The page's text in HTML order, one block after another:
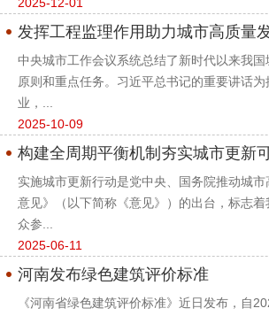
发挥工程监理作用助力城市高质量
中央城市工作会议系统总结了新时代以来我
原则和重点任务。习近平总书记的重要讲话
业，...
2025-10-09
构建全周期平衡机制夯实城市更新
实施城市更新行动是党中央、国务院推动城
意见》（以下简称《意见》）的出台，标志
众参...
2025-06-11
河南发布绿色建筑评价标准
《河南省绿色建筑评价标准》近日发布，自